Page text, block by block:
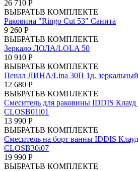
26 710 Р
ВЫБРАТЬВ КОМПЛЕКТЕ
Раковина "Ringo Cut 53" Санита
9 260 Р
ВЫБРАТЬВ КОМПЛЕКТЕ
Зеркало ЛОЛА/LOLA 50
10 910 Р
ВЫБРАТЬВ КОМПЛЕКТЕ
Пенал ЛИНА/Lina 30П 1д. зеркальный
12 680 Р
ВЫБРАТЬВ КОМПЛЕКТЕ
Смеситель для раковины IDDIS
CLOSB01i01
13 990 Р
ВЫБРАТЬВ КОМПЛЕКТЕ
Смеситель на борт ванны IDDIS
CLOSB30i07
19 990 Р
ВЫБРАТЬВ КОМПЛЕКТЕ